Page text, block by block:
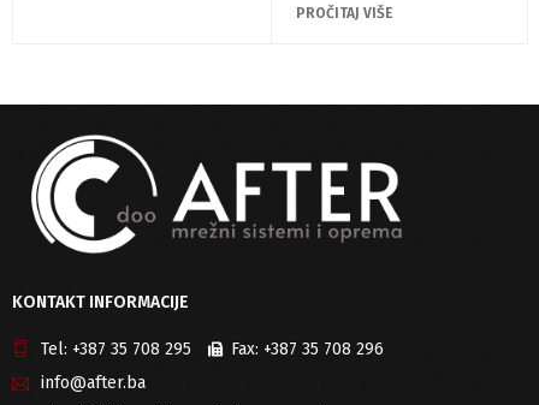
PROČITAJ VIŠE
KONTAKT INFORMACIJE
Tel: +387 35 708 295 Fax: +387 35 708 296
info@after.ba